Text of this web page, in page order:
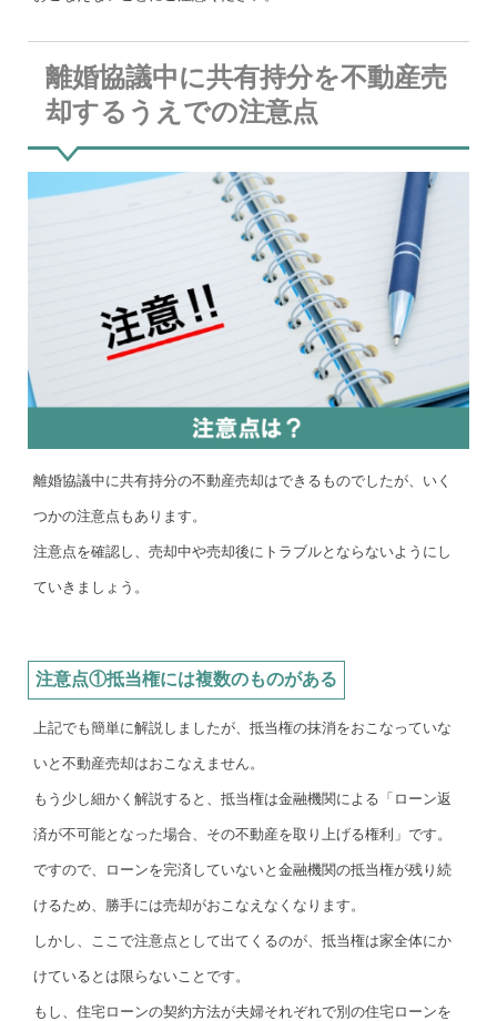
離婚協議中に共有持分を不動産売
却するうえでの注意点
離婚協議中に共有持分の不動産売却はできるものでしたが、いく
つかの注意点もあります。
注意点を確認し、売却中や売却後にトラブルとならないようにし
ていきましょう。
注意点①抵当権には複数のものがある
上記でも簡単に解説しましたが、抵当権の抹消をおこなっていな
いと不動産売却はおこなえません。
もう少し細かく解説すると、抵当権は金融機関による「ローン返
済が不可能となった場合、その不動産を取り上げる権利」です。
ですので、ローンを完済していないと金融機関の抵当権が残り続
けるため、勝手には売却がおこなえなくなります。
しかし、ここで注意点として出てくるのが、抵当権は家全体にか
けているとは限らないことです。
もし、住宅ローンの契約方法が夫婦それぞれで別の住宅ローンを